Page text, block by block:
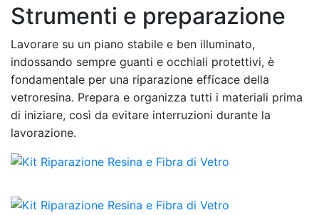
Strumenti e preparazione
Lavorare su un piano stabile e ben illuminato,
indossando sempre guanti e occhiali protettivi, è
fondamentale per una riparazione efficace della
vetroresina. Prepara e organizza tutti i materiali prima
di iniziare, così da evitare interruzioni durante la
lavorazione.